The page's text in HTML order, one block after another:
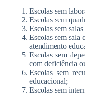
Escolas sem
Escolas sem
Escolas sem
Escolas sem sala
atendimento
Escolas sem
com deficiência
Escolas sem
educacional;
Escolas sem